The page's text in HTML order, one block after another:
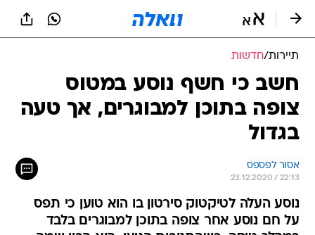
תיירות/חדשות
חשב כי חשף נוסע במטוס
צופה בתוכן למבוגרים, אך טעה
בגדול
אסור לפספס
23.12.2020 / 22:13
נוסע העלה לטיקטוק סירטון בו הוא טוען כי תפס
על חם נוסע אחר צופה בתוכן למבוגרים בלבד